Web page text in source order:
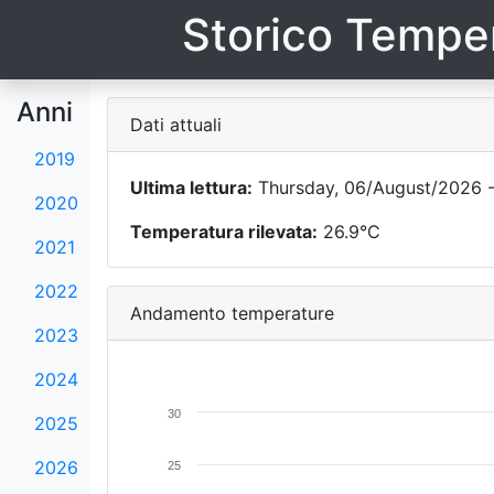
Storico
Anni
2019
2020
2021
2022
2023
2024
2025
2026
Dati attuali
Ultima lettura: Thursday, 06/August/2026 -
Temperatura rilevata: 26.9°C
Andamento temperature
25
30